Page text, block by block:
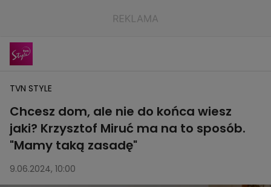
TVN STYLE
Chcesz dom, ale nie do końca wiesz
jaki? Krzysztof Miruć ma na to sposób.
"Mamy taką zasadę"
9.06.2024, 10:00